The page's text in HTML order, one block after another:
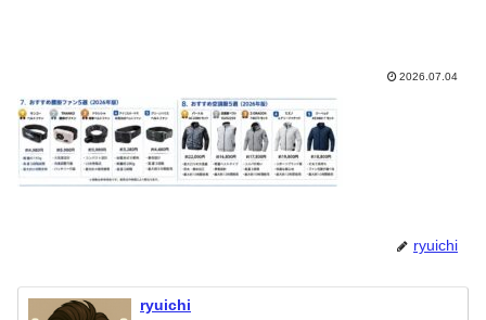
2026.07.04
ryuichi
ryuichi